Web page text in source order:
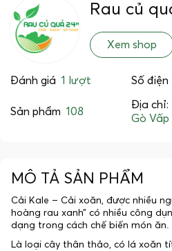
Rau củ
Xem shop
Đánh giá 1 lượt Số điện
Sản phẩm 108
Địa chỉ:
Gò Vấp
MÔ TẢ SẢN PHẨM
Cải Kale – Cải xoăn, được nhiều
hoàng rau xanh” có nhiều công
dạng trong cách chế biến món ăn.
Là loại cây thân thảo, có lá xoăn